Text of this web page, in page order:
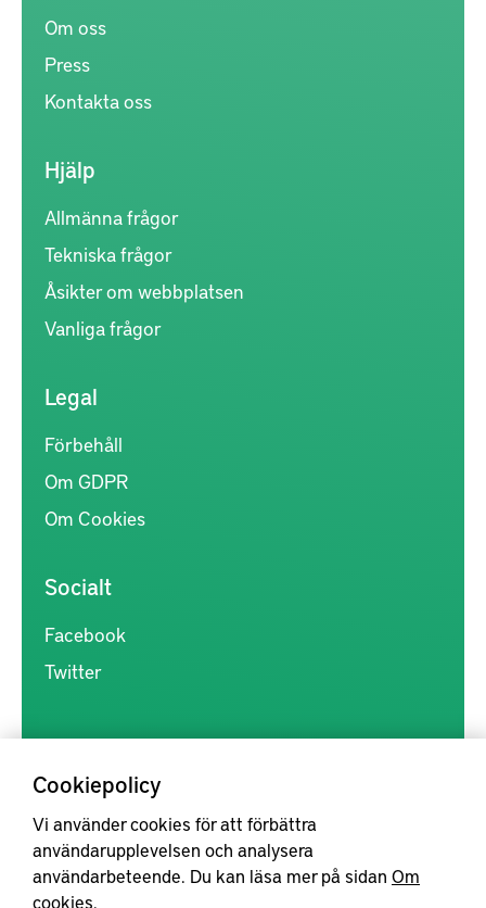
Cookiepolicy
Vi använder cookies för att förbättra
användarupplevelsen och analysera
användarbeteende. Du kan läsa mer på sidan Om
cookies.
Om oss
Press
Kontakta oss
Hjälp
Allmänna frågor
Tekniska frågor
Åsikter om webbplatsen
Vanliga frågor
Legal
Förbehåll
Om GDPR
Om Cookies
Socialt
Facebook
Twitter
Kunskapsförmedlingen är en samlingsplats för svensk forskning
inom produkt- och produktionsutveckling, med syftet att göra
forskningsresultat mer tillgängliga för industrin, samt att stärka